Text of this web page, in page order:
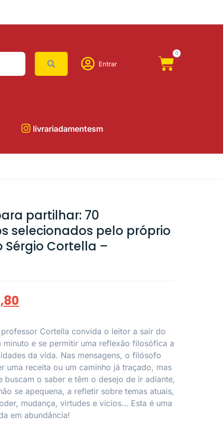
Entrar
0
livrariadamentesm
partilhar: 70
selecionados pelo próprio
Sérgio Cortella –
Cortella convida o leitor a sair do
minuto e se permitir uma reflexão filosófica a
da vida. Nas mensagens, o filósofo
uma receita ou um caminho já traçado, mas
buscam o saber e têm o desejo de ir adiante,
se apequena, a refletir sobre temas atuais,
mudança, virtudes e vícios… Esta é uma
em abundância!